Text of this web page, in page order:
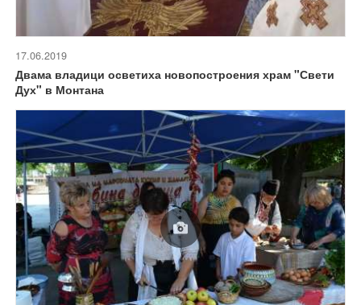
17.06.2019
Двама владици осветиха новопостроения храм "Свети
Дух" в Монтана